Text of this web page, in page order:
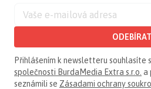
ODEBÍRAT
Přihlášením k newsletteru souhlasíte s
společnosti BurdaMedia Extra s.r.o. a
seznámili se Zásadami ochrany